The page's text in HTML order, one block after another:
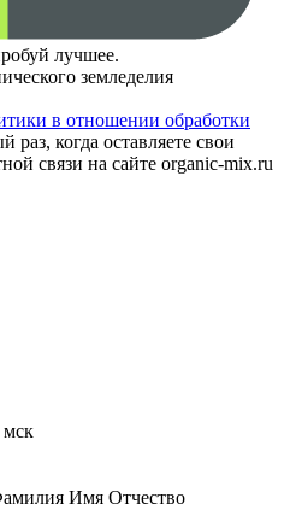
лучшее.
земледелия
в отношении обработки
раз, когда оставляете свои
связи на сайте organic-mix.ru
мск
Имя Отчество